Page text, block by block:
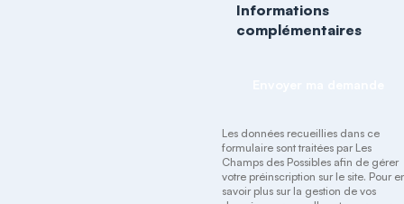
Informations
complémentaires
Les données recueillies dans ce
formulaire sont traitées par Les
Champs des Possibles afin de gérer
votre préinscription sur le site. Pour
savoir plus sur la gestion de vos